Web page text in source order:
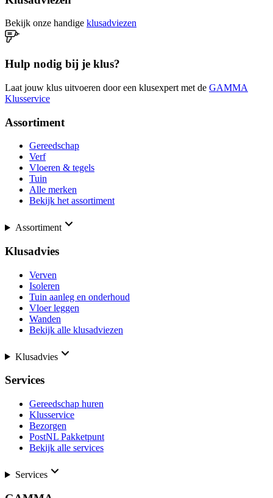
Bekijk onze handige klusadviezen
Hulp nodig bij je klus?
Laat jouw klus uitvoeren door een klusexpert met de GAMMA
Klusservice
Assortiment
Gereedschap
Verf
Vloeren & tegels
Tuin
Alle merken
Bekijk het assortiment
Assortiment
Klusadvies
Verven
Isoleren
Tuin aanleg en onderhoud
Vloer leggen
Wanden
Bekijk alle klusadviezen
Klusadvies
Services
Gereedschap huren
Klusservice
Bezorgen
PostNL Pakketpunt
Bekijk alle services
Services